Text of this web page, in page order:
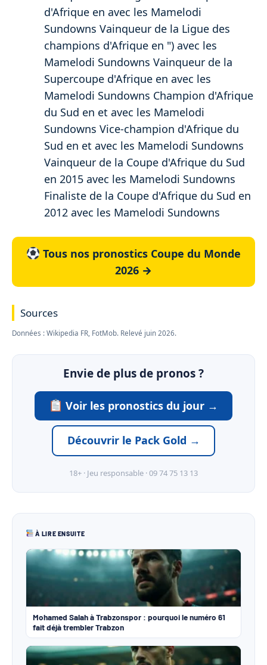
d'Afrique en avec les Mamelodi
Sundowns Vainqueur de la Ligue des
champions d'Afrique en ") avec les
Mamelodi Sundowns Vainqueur de la
Supercoupe d'Afrique en avec les
Mamelodi Sundowns Champion d'Afrique
du Sud en et avec les Mamelodi
Sundowns Vice-champion d'Afrique du
Sud en et avec les Mamelodi Sundowns
Vainqueur de la Coupe d'Afrique du Sud
en 2015 avec les Mamelodi Sundowns
Finaliste de la Coupe d'Afrique du Sud en
2012 avec les Mamelodi Sundowns
Tous nos pronostics Coupe du Monde
2026 →
Sources
Données : Wikipedia FR, FotMob. Relevé juin 2026.
Envie de plus de pronos ?
Voir les pronostics du jour →
Découvrir le Pack Gold →
18+ · Jeu responsable · 09 74 75 13 13
À LIRE ENSUITE
Mohamed Salah à Trabzonspor : pourquoi le numéro 61
fait déjà trembler Trabzon